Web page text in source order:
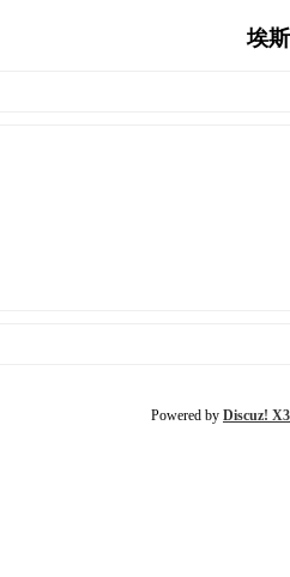
埃
Powered by Discuz!